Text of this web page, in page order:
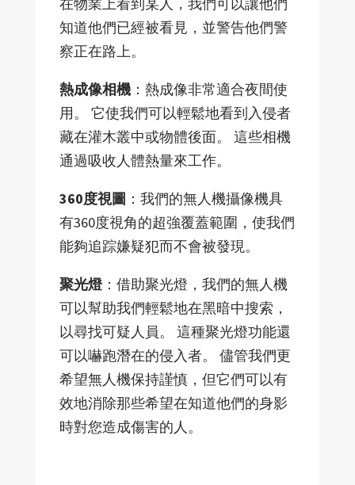
知道他們已經被看見，並警告他們警
察正在路上。
熱成像相機：熱成像非常適合夜間使
用。 它使我們可以輕鬆地看到入侵者
藏在灌木叢中或物體後面。 這些相機
通過吸收人體熱量來工作。
360度視圖 ：我們的無人機攝像機具
有360度視角的超強覆蓋範圍，使我們
能夠追踪嫌疑犯而不會被發現。
聚光燈：借助聚光燈，我們的無人機
可以幫助我們輕鬆地在黑暗中搜索，
以尋找可疑人員。 這種聚光燈功能還
可以嚇跑潛在的侵入者。 儘管我們更
希望無人機保持謹慎，但它們可以有
效地消除那些希望在知道他們的身影
時對您造成傷害的人。